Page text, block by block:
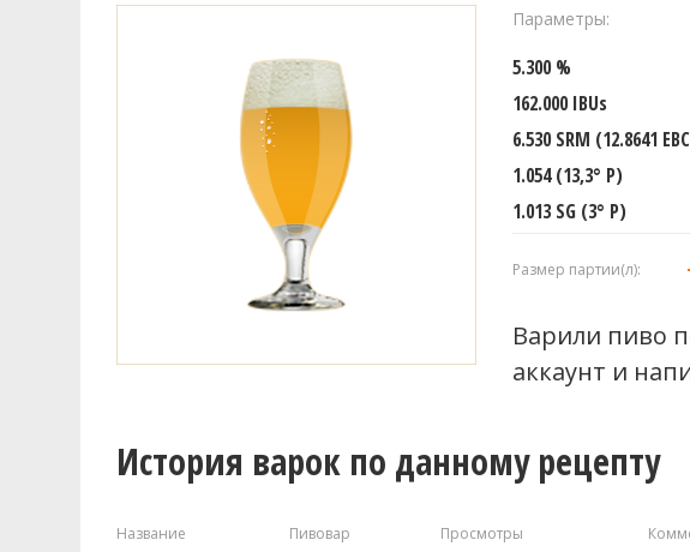
Параметры:
5.300 %
162.000 IBUs
6.530 SRM (12.8641
1.054 (13,3° P)
1.013 SG (3° P)
Размер партии(л):
Варили пиво
аккаунт и
История варок по данному рецепту
Название Пивовар Просмотры